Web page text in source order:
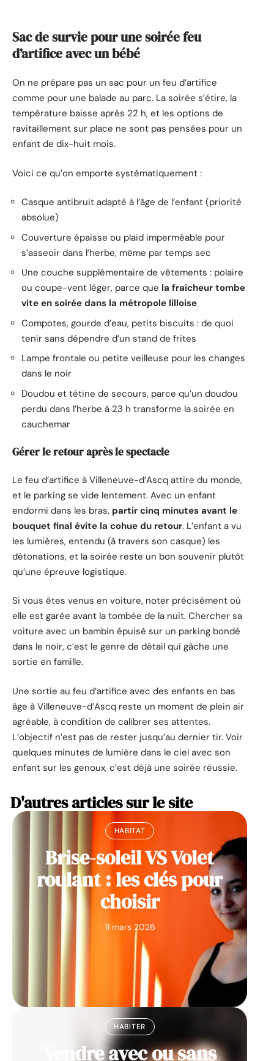
Sac de survie pour une soirée feu
d’artifice avec un bébé
On ne prépare pas un sac pour un feu d’artifice
comme pour une balade au parc. La soirée s’étire, la
température baisse après 22 h, et les options de
ravitaillement sur place ne sont pas pensées pour un
enfant de dix-huit mois.
Voici ce qu’on emporte systématiquement :
Casque antibruit adapté à l’âge de l’enfant (priorité
absolue)
Couverture épaisse ou plaid imperméable pour
s’asseoir dans l’herbe, même par temps sec
Une couche supplémentaire de vêtements : polaire
ou coupe-vent léger, parce que la fraîcheur tombe
vite en soirée dans la métropole lilloise
Compotes, gourde d’eau, petits biscuits : de quoi
tenir sans dépendre d’un stand de frites
Lampe frontale ou petite veilleuse pour les changes
dans le noir
Doudou et tétine de secours, parce qu’un doudou
perdu dans l’herbe à 23 h transforme la soirée en
cauchemar
Gérer le retour après le spectacle
Le feu d’artifice à Villeneuve-d’Ascq attire du monde,
et le parking se vide lentement. Avec un enfant
endormi dans les bras, partir cinq minutes avant le
bouquet final évite la cohue du retour. L’enfant a vu
les lumières, entendu (à travers son casque) les
détonations, et la soirée reste un bon souvenir plutôt
qu’une épreuve logistique.
Si vous êtes venus en voiture, noter précisément où
elle est garée avant la tombée de la nuit. Chercher sa
voiture avec un bambin épuisé sur un parking bondé
dans le noir, c’est le genre de détail qui gâche une
sortie en famille.
Une sortie au feu d’artifice avec des enfants en bas
âge à Villeneuve-d’Ascq reste un moment de plein air
agréable, à condition de calibrer ses attentes.
L’objectif n’est pas de rester jusqu’au dernier tir. Voir
quelques minutes de lumière dans le ciel avec son
enfant sur les genoux, c’est déjà une soirée réussie.
D'autres articles sur le site
HABITAT
Brise-soleil VS Volet
roulant : les clés pour
choisir
11 mars 2026
HABITER
Vendre avec ou sans